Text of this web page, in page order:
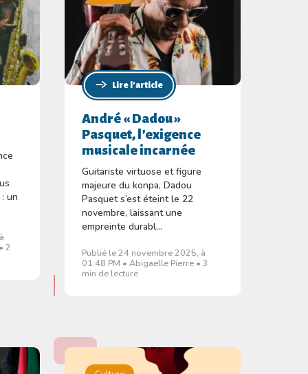
un
2
Lire l'article
André « Dadou »
Pasquet, l’exigence
musicale incarnée
Guitariste virtuose et figure
majeure du konpa, Dadou
Pasquet s’est éteint le 22
novembre, laissant une
empreinte durabl...
Publié le 24 novembre 2025, à
01:48 PM • Abigaelle Pierre • 3
min de lecture